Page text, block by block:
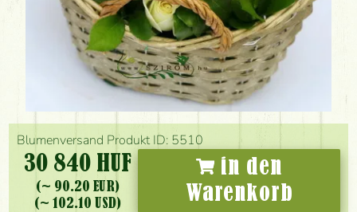
Blumenversand Produkt ID: 5510
30 840 HUF
(~ 90.20 EUR)
(~ 102.10 USD)
in den
Warenkorb